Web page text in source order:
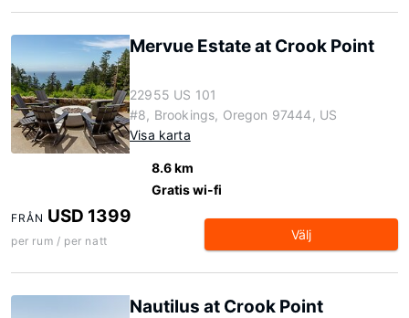
Mervue Estate at Crook Point
22955 US 101
#8, Brookings, Oregon 97444, US
Visa karta
8.6 km
Gratis wi-fi
FRÅN USD 1399
per rum / per natt Välj
Nautilus at Crook Point